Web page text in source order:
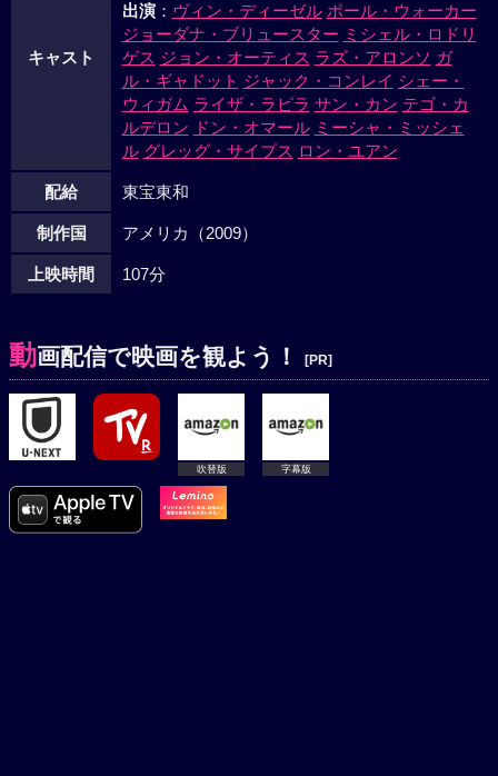
キャスト
出演： ヴィン・ディーゼル ポール・ウォーカー
ジョーダナ・ブリュースター ミシェル・ロドリ
ゲス ジョン・オーティス ラズ・アロンソ ガ
ル・ギャドット ジャック・コンレイ シェー・
ウィガム ライザ・ラピラ サン・カン テゴ・カ
ルデロン ドン・オマール ミーシャ・ミッシェ
ル グレッグ・サイプス ロン・ユアン
配給 東宝東和
制作国 アメリカ（2009）
上映時間 107分
動画配信で映画を観よう！ [PR]
吹替版 字幕版